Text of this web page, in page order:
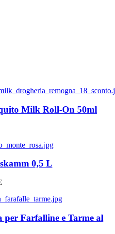
Milk Roll-On 50ml
0,5 L
Farfalline e Tarme al